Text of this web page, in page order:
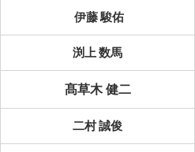
伊藤 駿佑
渕上 数馬
髙草木 健二
二村 誠俊